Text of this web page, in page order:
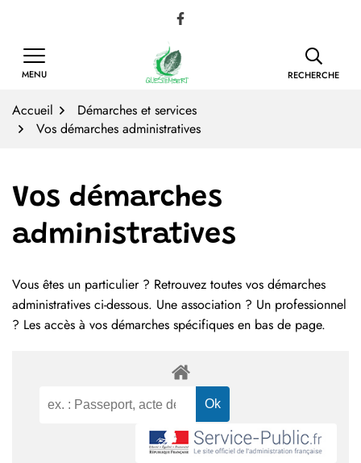
contenu
Lien vers le compte Facebook
MENU RECHERCHE
Accueil
Démarches et services
Vos démarches administratives
Vos démarches
administratives
Liste des démarches
Vous êtes un particulier ? Retrouvez toutes vos démarches
administratives ci-dessous. Une association ? Un professionnel
? Les accès à vos démarches spécifiques en bas de page.